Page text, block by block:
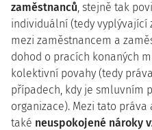
zaměstnanců, stejně tak
individuální (tedy
mezi zaměstnancem a
dohod o pracích konaných
kolektivní povahy (tedy
případech, kdy je smluvním
organizace). Mezi tato
také neuspokojené nároky